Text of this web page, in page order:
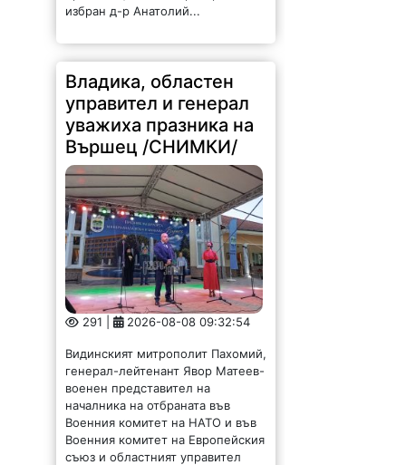
избран д-р Анатолий...
Владика, областен
управител и генерал
уважиха празника на
Вършец /СНИМКИ/
291 | 2026-08-08 09:32:54
Видинският митрополит Пахомий,
генерал-лейтенант Явор Матеев-
военен представител на
началника на отбраната във
Военния комитет на НАТО и във
Военния комитет на Европейския
съюз и областният управител